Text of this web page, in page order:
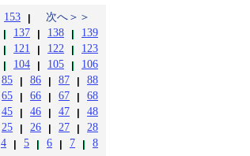
次へ＞＞
153
139
138
137
123
122
121
106
105
104
88
87
86
85
68
67
66
65
48
47
46
45
28
27
26
25
8
7
6
5
4